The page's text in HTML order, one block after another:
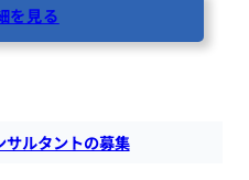
を見る
サルタントの募集